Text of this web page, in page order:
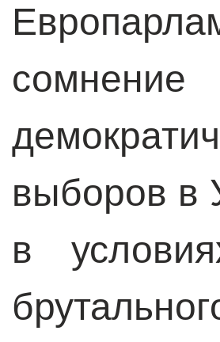
выборов в
в